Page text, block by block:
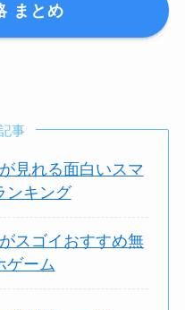
まとめ
事
見れる面白いスマ
ンキング
スゴイおすすめ無
ゲーム